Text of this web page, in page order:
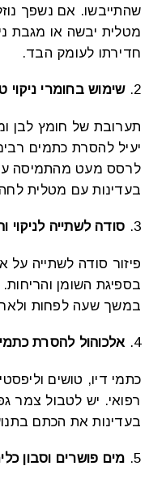
שהתייבשו. אם נשפך
מטלית יבשה או מגבת
חדירתו לעומק הבד.
שימוש בחומרי ניקוי
יעיל להסרת כתמים
לרסס מעט מהתמיסה
בעדינות עם מטלית
סודה לשתייה לניקוי
פיזור סודה לשתייה על
בספיגת השומן
במשך שעה לפחות
אלכוהול להסרת כתמי
כתמי דיו, טושים
רפואי. יש לטבול צמר
בעדינות את הכתם
מים פושרים וסבון